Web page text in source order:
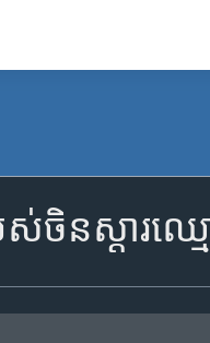
ចិន​ស្ដារ​ឈ្